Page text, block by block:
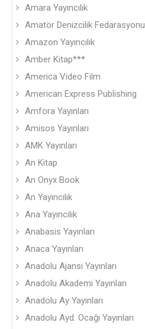
Amara Yayıncılık
Amatör Denizcilik Fedarasyonu
Amazon Yayıncılık
Amber Kitap***
America Video Film
American Express Publishing
Amfora Yayınları
Amisos Yayınları
AMK Yayınları
An Kitap
An Onyx Book
An Yayıncılık
Ana Yayıncılık
Anabasis Yayınları
Anaca Yayınları
Anadolu Ajansı Yayınları
Anadolu Akademi Yayınları
Anadolu Ay Yayınları
Anadolu Ayd. Ocağı Yayınları